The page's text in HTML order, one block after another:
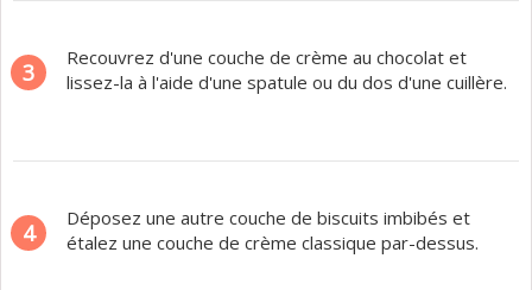
3
Recouvrez d'une couche de crème au chocolat et
lissez-la à l'aide d'une spatule ou du dos d'une cuillère.
4
Déposez une autre couche de biscuits imbibés et
étalez une couche de crème classique par-dessus.